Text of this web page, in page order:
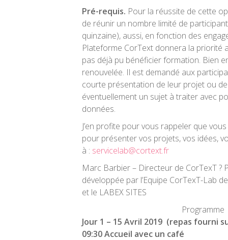
Pré-requis. Pour la réussite de cette
de réunir un nombre limité de
quinzaine), aussi, en fonction des
Plateforme CorText donnera la priorité
pas déjà pu bénéficier formation. Bien
renouvelée. Il est demandé aux
courte présentation de leur projet ou
éventuellement un sujet à traiter avec
données.
J’en profite pour vous rappeler que
pour présenter vos projets, vos idées,
à : servicelab@cortext.fr
Marc Barbier – Directeur de CorTexT ?
développée par l’Equipe CorTexT-Lab
et le LABEX SITES
Programme
Jour 1 – 15 Avril 2019 (repas fourni
09:30 Accueil avec un café